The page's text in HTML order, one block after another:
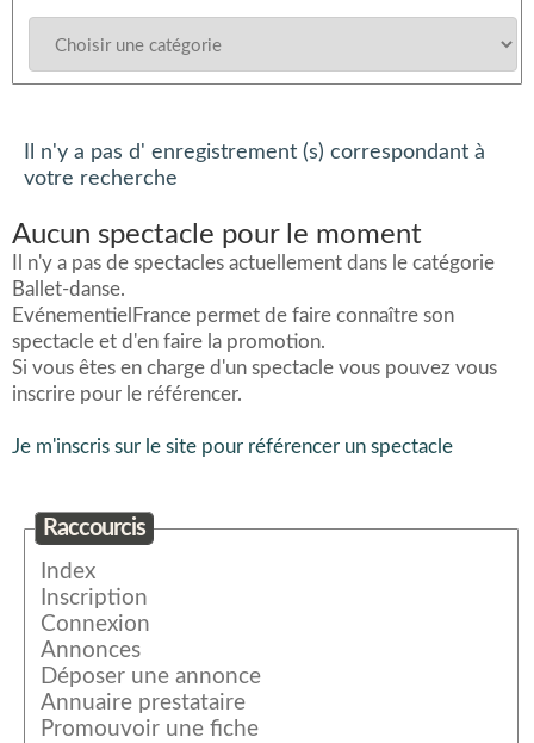
Il n'y a pas d' enregistrement (s) correspondant à
votre recherche
Aucun spectacle pour le moment
Il n'y a pas de spectacles actuellement dans le catégorie
Ballet-danse.
EvénementielFrance permet de faire connaître son
spectacle et d'en faire la promotion.
Si vous êtes en charge d'un spectacle vous pouvez vous
inscrire pour le référencer.
Je m'inscris sur le site pour référencer un spectacle
Raccourcis
Index
Inscription
Connexion
Annonces
Déposer une annonce
Annuaire prestataire
Promouvoir une fiche